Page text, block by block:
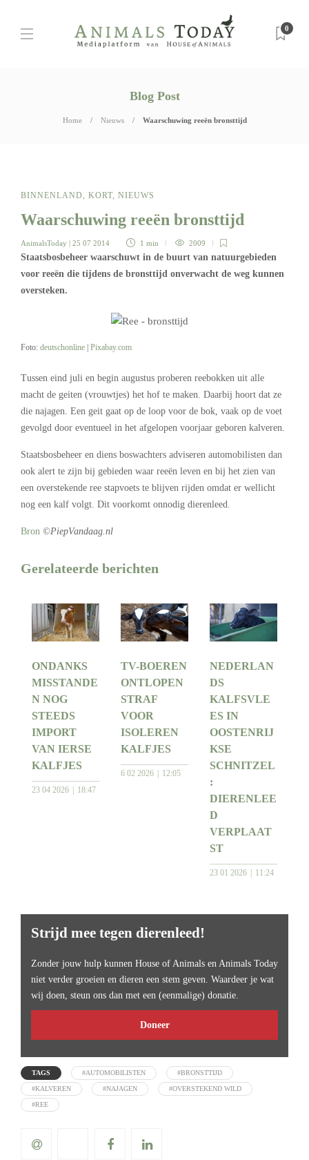
0
Blog Post
Home Nieuws Waarschuwing reeën bronsttijd
BINNENLAND, KORT, NIEUWS
Waarschuwing reeën bronsttijd
AnimalsToday | 25 07 2014 1 min 2009
Staatsbosbeheer waarschuwt in de buurt van natuurgebieden
voor reeën die tijdens de bronsttijd onverwacht de weg kunnen
oversteken.
Foto: deutschonline Pixabay.com
Tussen eind juli en begin augustus proberen reebokken uit alle
macht de geiten (vrouwtjes) het hof te maken. Daarbij hoort dat ze
die najagen. Een geit gaat op de loop voor de bok, vaak op de voet
gevolgd door eventueel in het afgelopen voorjaar geboren kalveren.
Staatsbosbeheer en diens boswachters adviseren automobilisten dan
ook alert te zijn bij gebieden waar reeën leven en bij het zien van
een overstekende ree stapvoets te blijven rijden omdat er wellicht
nog een kalf volgt. Dit voorkomt onnodig dierenleed.
Bron ©PiepVandaag.nl
Gerelateerde berichten
ONDANKS
MISSTANDE
N NOG
STEEDS
IMPORT
VAN IERSE
KALFJES
23 04 2026 18:47
TV-BOEREN
ONTLOPEN
STRAF
VOOR
ISOLEREN
KALFJES
6 02 2026 12:05
NEDERLAN
DS
KALFSVLE
ES IN
OOSTENRIJ
KSE
SCHNITZEL
:
DIERENLEE
D
VERPLAAT
ST
23 01 2026 11:24
Strijd mee tegen dierenleed!
Zonder jouw hulp kunnen House of Animals en Animals Today
niet verder groeien en dieren een stem geven. Waardeer je wat
wij doen, steun ons dan met een (eenmalige) donatie.
Doneer
TAGS #AUTOMOBILISTEN #BRONSTTIJD
#KALVEREN #NAJAGEN #OVERSTEKEND WILD
#REE